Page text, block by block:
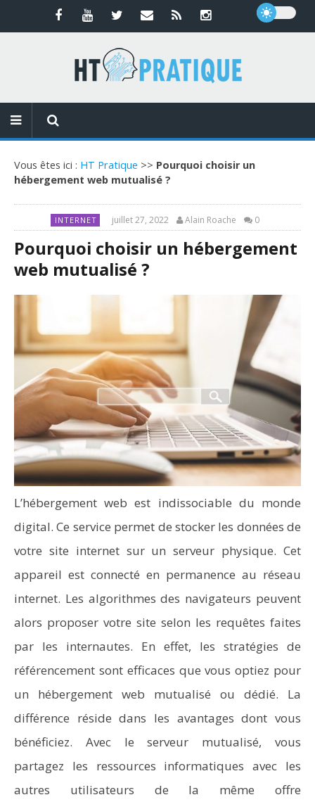
Vous êtes ici : HT Pratique >> Pourquoi choisir un
hébergement web mutualisé ?
INTERNET juillet 27, 2022 Alain Roache 0
Pourquoi choisir un hébergement
web mutualisé ?
L’hébergement web est indissociable du monde
digital. Ce service permet de stocker les données de
votre site internet sur un serveur physique. Cet
appareil est connecté en permanence au réseau
internet. Les algorithmes des navigateurs peuvent
alors proposer votre site selon les requêtes faites
par les internautes. En effet, les stratégies de
référencement sont efficaces que vous optiez pour
un hébergement web mutualisé ou dédié. La
différence réside dans les avantages dont vous
bénéficiez. Avec le serveur mutualisé, vous
partagez les ressources informatiques avec les
autres utilisateurs de la même offre